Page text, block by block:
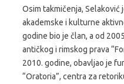
Osim takmičenja,
akademske i kulturne
godine bio je član, a od
antičkog i rimskog prava
2010. godine, obavljao je
“Oratoria”, centra za